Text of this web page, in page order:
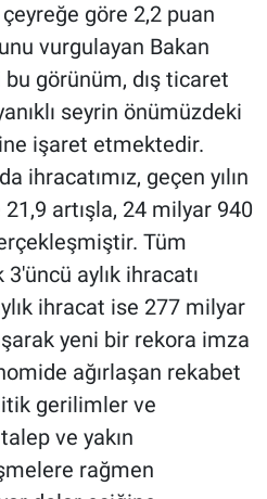
göre 2,2 puan
vurgulayan Bakan
görünüm, dış ticaret
seyrin önümüzdeki
işaret etmektedir.
ihracatımız, geçen yılın
21,9 artışla, 24 milyar 940
Tüm
aylık ihracatı
ihracat ise 277 milyar
yeni bir rekora imza
ağırlaşan rekabet
gerilimler ve
talep ve yakın
rağmen